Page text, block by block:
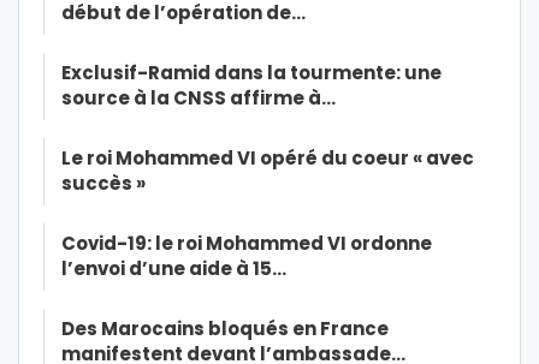
début de l’opération de…
Exclusif-Ramid dans la tourmente: une
source à la CNSS affirme à…
Le roi Mohammed VI opéré du coeur « avec
succès »
Covid-19: le roi Mohammed VI ordonne
l’envoi d’une aide à 15…
Des Marocains bloqués en France
manifestent devant l’ambassade…